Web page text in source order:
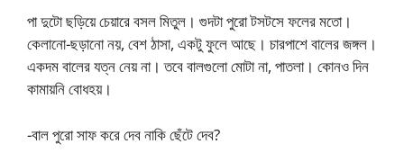
পা দুটো ছড়িয়ে চেয়ারে বসল মিতুল। গুদটা পুরো টসটসে ফলের মতো।
কেলানো-ছড়ানো নয়, বেশ ঠাসা, একটু ফুলে আছে। চারপাশে বালের জঙ্গল।
একদম বালের যত্ন নেয় না। তবে বালগুলো মোটা না, পাতলা। কোনও দিন
কামায়নি বোধহয়।
-বাল পুরো সাফ করে দেব নাকি ছেঁটে দেব?